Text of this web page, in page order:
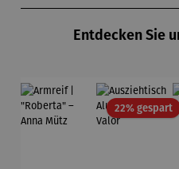
Entdecken Sie
22% gespart